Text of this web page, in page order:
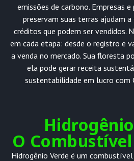
emissões de carbono. Empresas
preservam suas terras ajudam a
créditos que podem ser vendidos.
em cada etapa: desde o registro e
a venda no mercado. Sua floresta
ela pode gerar receita
sustentabilidade em lucro com
O
Hidrogênio Verde é um